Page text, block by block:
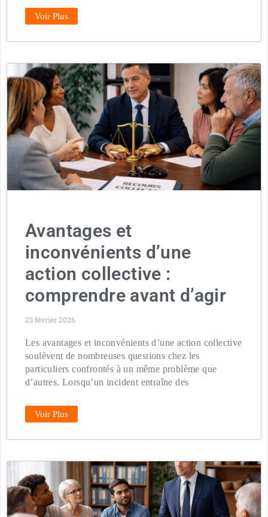
Voir Plus
Avantages et
inconvénients d’une
action collective :
comprendre avant d’agir
23 février 2026
Les avantages et inconvénients d’une action collective
soulèvent de nombreuses questions chez les
particuliers confrontés à un même problème que
d’autres. Lorsqu’un incident entraîne des
Voir Plus